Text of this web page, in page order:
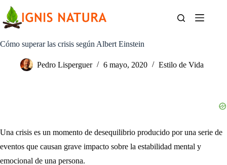
contenido
Cómo superar las crisis según Albert Einstein
Pedro Lisperguer 6 mayo, 2020 Estilo de Vida
Una crisis es un momento de desequilibrio producido por una serie de
eventos que causan grave impacto sobre la estabilidad mental y
emocional de una persona.